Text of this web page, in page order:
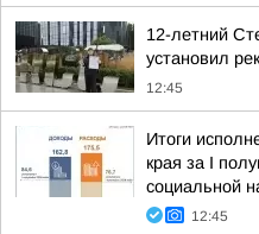
12-летний
установил
12:45
Итоги
края за I
социальной
12:45